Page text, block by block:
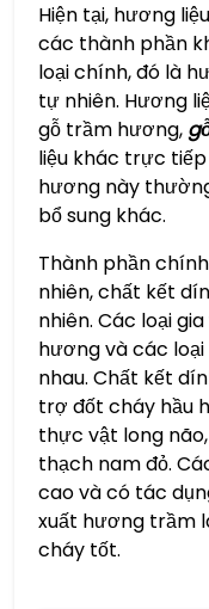
Hiện tại, hương
các thành phần
loại chính, đó là
tự nhiên. Hương
gỗ trầm hương,
liệu khác trực
hương này
bổ sung khác.
Thành phần
nhiên, chất kết
nhiên. Các loại
hương và các
nhau. Chất kết
trợ đốt cháy hầu
thực vật long
thạch nam đỏ.
cao và có tác
xuất hương trầm
cháy tốt.